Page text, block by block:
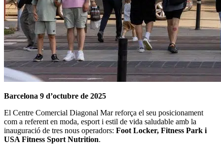
Barcelona 9 d’octubre de 2025
El Centre Comercial Diagonal Mar reforça el seu posicionament
com a referent en moda, esport i estil de vida saludable amb la
inauguració de tres nous operadors: Foot Locker, Fitness Park i
USA Fitness Sport Nutrition.